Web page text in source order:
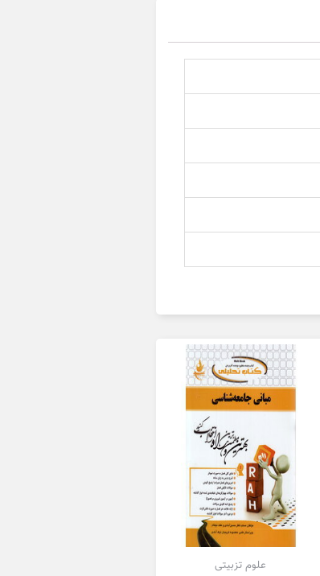
علوم تزبیتی